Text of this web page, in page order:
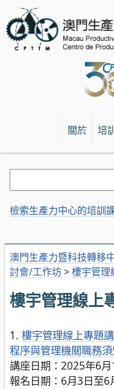
關於 培
澳門生產力暨科技轉移
討會/工作坊>樓宇管理
樓宇管理線上
1. 樓宇管理線上專題
程序與管理機關職務
講座日期：2025年6
報名日期：6月3日至6
檢索生產力中心的培訓